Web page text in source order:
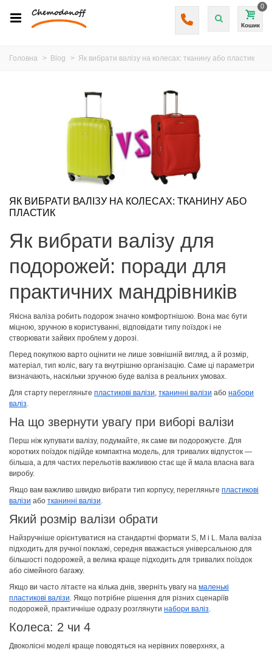
Кошик
0
Головна > Blog > Як вибрати валізу на колесах: тканину або пластик
ЯК ВИБРАТИ ВАЛІЗУ НА КОЛЕСАХ: ТКАНИНУ АБО
ПЛАСТИК
Як вибрати валізу для
подорожей: поради для
практичних мандрівників
Якісна валіза робить подорож значно комфортнішою. Вона має бути
міцною, зручною в користуванні, відповідати типу поїздок і не
створювати зайвих проблем у дорозі.
Перед покупкою варто оцінити не лише зовнішній вигляд, а й розмір,
матеріал, тип коліс, вагу та внутрішню організацію. Саме ці параметри
визначають, наскільки зручною буде валіза в реальних умовах.
Для старту перегляньте пластикові валізи, тканинні валізи або набори
валіз.
На що звернути увагу при виборі валізи
Перш ніж купувати валізу, подумайте, як саме ви подорожуєте. Для
коротких поїздок підійде компактна модель, для тривалих відпусток —
більша, а для частих перельотів важливою стає ще й мала власна вага
виробу.
Якщо вам важливо швидко вибрати тип корпусу, перегляньте пластикові
валізи або тканинні валізи.
Який розмір валізи обрати
Найзручніше орієнтуватися на стандартні формати S, M і L. Мала валіза
підходить для ручної поклажі, середня вважається універсальною для
більшості подорожей, а велика краще підходить для тривалих поїздок
або сімейного багажу.
Якщо ви часто літаєте на кілька днів, зверніть увагу на маленькі
пластикові валізи. Якщо потрібне рішення для різних сценаріїв
подорожей, практичніше одразу розглянути набори валіз.
Колеса: 2 чи 4
Двоколісні моделі краще поводяться на нерівних поверхнях, а